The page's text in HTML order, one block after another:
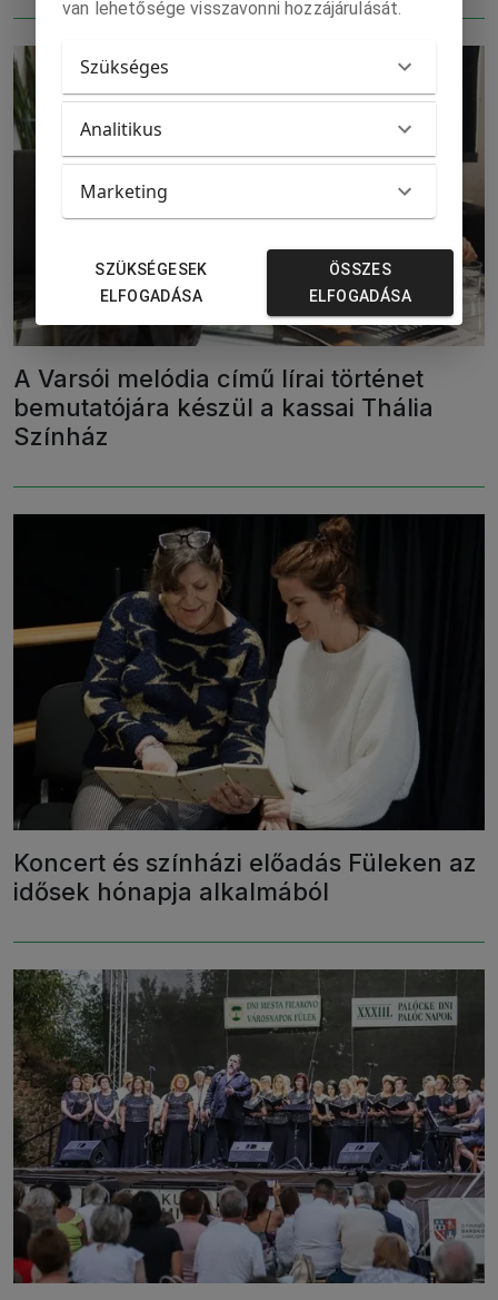
A Varsói melódia című lírai történet
bemutatójára készül a kassai Thália
Színház
Koncert és színházi előadás Füleken az
idősek hónapja alkalmából
van lehetősége visszavonni hozzájárulását.
Szükséges
Analitikus
Marketing
SZÜKSÉGESEK
ELFOGADÁSA
ÖSSZES
ELFOGADÁSA